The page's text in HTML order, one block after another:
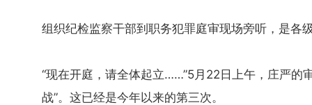
组织纪检监察干部到职务犯罪庭审现场旁听，是各
“现在开庭，请全体起立……”5月22日上午，庄严的
战”。这已经是今年以来的第三次。